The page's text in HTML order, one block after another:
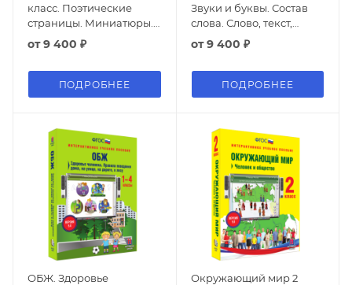
класс. Поэтические
страницы. Миниатюры.
Рассказы для детей
от9 400 ₽
ПОДРОБНЕЕ
Звуки и буквы. Состав
слова. Слово, текст,
предложение.
Синтаксис и пунктуация.
от9 400 ₽
ПОДРОБНЕЕ
ОБЖ. Здоровье
Окружающий мир 2